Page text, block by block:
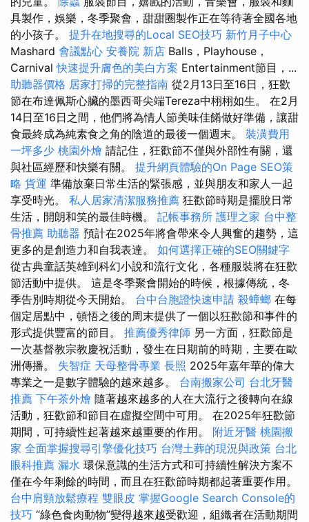
具製作，娛樂，冬季聚會，甜甜圈製作正在等待著全國各地
的小孩子。 提升在地搜尋的Local SEO技巧 新竹月子中心
Mashard 會議點心 安養院 新店 Balls，Playhouse，
Carnival快速提升膚色的美白方案 Entertainment節目，...
助聽器價格 居家打掃的完整指南 從2月13日至16日，狂歡
節在布達佩斯心臟的墨西哥尖端Tereza中栩栩如生。 在2月
14日至16日之間，他們將為情人節美味佳餚做好準備，讓甜
食最終成為純素食之角的陰道的最後一個週末。 裝潢費用
一坪多少 桃園外燴 請記住，狂歡節不僅與外部性有關，還
與社區經歷和快樂有關。 提升網頁體驗的On Page SEO策
略 貨運 準備放棄日常生活的緊張感，並與朋友和家人一起
享受時光。 私人居家清潔服務推薦 狂歡節時期是擺脫日常
生活，開朗和笑的最佳時機。 記帳事務所 護理之家 台中整
骨推薦 助聽器 預計在2025年將會帶來令人興奮的趨勢，這
更多的是創造力和自我表達。 如何選擇正確的SEO關鍵字
從古典童話英雄到科幻小說和流行文化，各種服裝將在狂歡
節活動中提供。 這是冬季聚會開始的時候，根據傳統，冬
季告別時期從今天開始。 台中台胞證快速申請 殺蟑螂 在每
個定居點中，頓悟之後的周末提供了一個以狂歡節和事件的
形式提供豐富的節目。 推薦優秀律師 另一方面，狂歡節是
一次基督教宗教慶祝活動，發生在日期前的時期，主要在歐
洲傳播。 失智症 天母整骨專業 長照 2025年嘉年華的偉大
專業之一是數字體驗的越來越多。 台南搬家公司 台北牙醫
推薦 下午茶外燴 隨著越來越多的人在大流行之後轉向在線
活動，狂歡節和節目在虛擬空間中可用。 在2025年狂歡節
期間，可持續性起著越來越重要的作用。 附近牙醫 桃園搬
家 全面掌握搜尋引擎優化技巧 台灣土葬的現況與政策 台北
眼科推薦 漏水 環保意識的生活方式和可持續性解決方案不
僅在今年剩餘的時間，而且在狂歡節時期都起著重要作用。
台中肩頸放鬆療程 雙眼皮 掌握Google Search Console的
技巧 “綠色食肉動物”變得越來越受歡迎，組織者在活動期間